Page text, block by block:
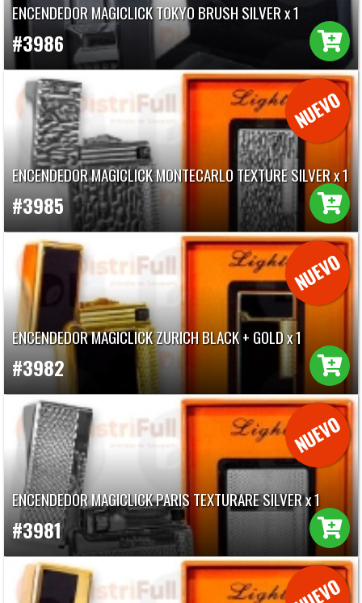
ENCENDEDOR MAGICLICK TOKYO BRUSH SILVER x 1
#3986
ENCENDEDOR MAGICLICK MONTECARLO TEXTURE SILVER x 1
#3985
ENCENDEDOR MAGICLICK ZURICH BLACK + GOLD x 1
#3982
ENCENDEDOR MAGICLICK PARIS TEXTURARE SILVER x 1
#3981